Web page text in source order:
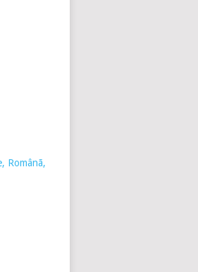
Românã,